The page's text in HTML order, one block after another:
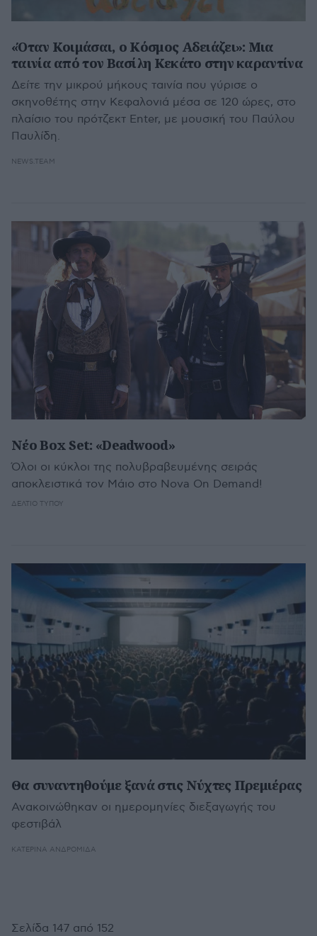
«Όταν Κοιμάσαι, ο Κόσμος Αδειάζει»: Μια
ταινία από τον Βασίλη Κεκάτο στην καραντίνα
Δείτε την μικρού μήκους ταινία που γύρισε ο
σκηνοθέτης στην Κεφαλονιά μέσα σε 120 ώρες, στο
πλαίσιο του πρότζεκτ Enter, με μουσική του Παύλου
Παυλίδη.
NEWS.TEAM
Νέο Box Set: «Deadwood»
Όλοι οι κύκλοι της πολυβραβευμένης σειράς
αποκλειστικά τον Μάιο στο Nova On Demand!
ΔΕΛΤΊΟ ΤΎΠΟΥ
Θα συναντηθούμε ξανά στις Νύχτες Πρεμιέρας
Ανακοινώθηκαν οι ημερομηνίες διεξαγωγής του
φεστιβάλ
ΚΑΤΕΡΊΝΑ ΑΝΔΡΟΜΙΔΆ
Σελίδα 147 από 152